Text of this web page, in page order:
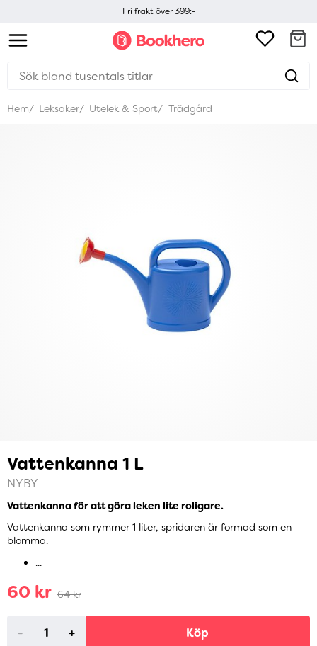
Fri frakt över 399:-
Hem Leksaker Utelek & Sport Trädgård
Vattenkanna 1 L
NYBY
Vattenkanna för att göra leken lite roligare.
Vattenkanna som rymmer 1 liter, spridaren är formad som en
blomma.
...
60 kr 64 kr
- + Köp